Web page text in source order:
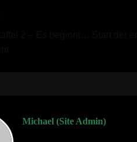
Michael (Site Admin)